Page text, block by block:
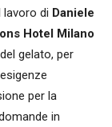
lavoro di Daniele
Hotel Milano
gelato, per
per la
in